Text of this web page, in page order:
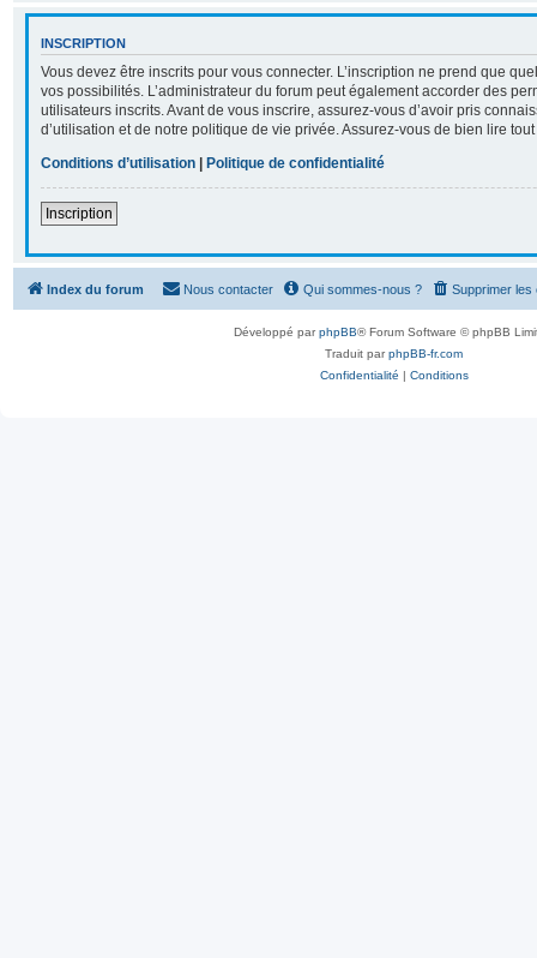
INSCRIPTION
Vous devez être inscrits pour vous connecter. L’inscription ne prend que
vos possibilités. L’administrateur du forum peut également accorder des
utilisateurs inscrits. Avant de vous inscrire, assurez-vous d’avoir pris
d’utilisation et de notre politique de vie privée. Assurez-vous de bien lire
Conditions d’utilisation | Politique de confidentialité
Inscription
Index du forum Supprimer les
Qui sommes-nous ?
Nous contacter
Développé parphpBB® Forum Software © phpBB
Traduit parphpBB-fr.com
Confidentialité | Conditions